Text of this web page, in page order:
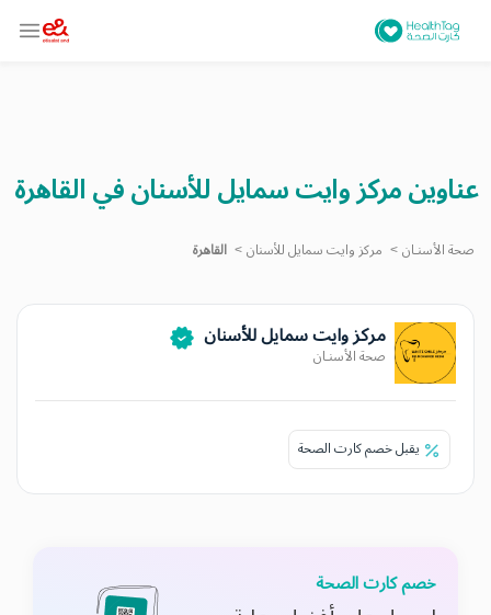
عناوين مركز وايت سمايل للأسنان في القاهرة
صحة الأسنـان مركز وايت سمايل للأسنان القاهرة
مركز وايت سمايل للأسنان
صحة الأسنـان
يقبل خصم كارت الصحة
خصم كارت الصحة